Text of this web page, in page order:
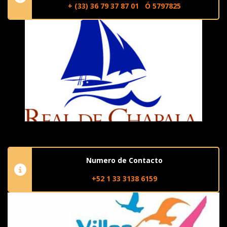
+ (33) 36 79 37 87 01 Ó 5797825
Numero de Contacto
+52 1 33 3138 6159